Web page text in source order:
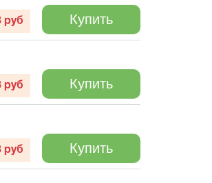
руб Купить
руб Купить
руб Купить